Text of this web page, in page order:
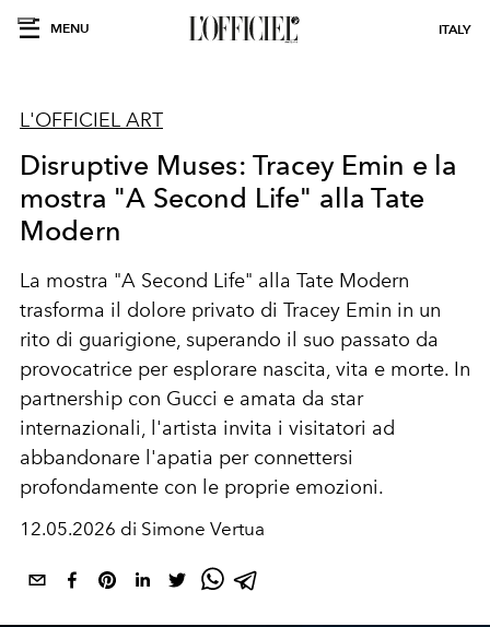
MENU ITALY
L'OFFICIEL ART
Disruptive Muses: Tracey Emin e la
mostra "A Second Life" alla Tate
Modern
La mostra "A Second Life" alla Tate Modern
trasforma il dolore privato di Tracey Emin in un
rito di guarigione, superando il suo passato da
provocatrice per esplorare nascita, vita e morte. In
partnership con Gucci e amata da star
internazionali, l'artista invita i visitatori ad
abbandonare l'apatia per connettersi
profondamente con le proprie emozioni.
12.05.2026 di Simone Vertua